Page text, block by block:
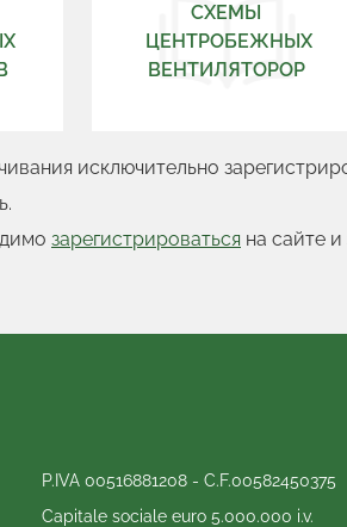
СХЕМЫ
ЦЕНТРОБЕЖНЫХ
ВЕНТИЛЯТОРОР
исключительно
зарегистрироваться на сайте и
P.IVA 00516881208 - C.F.00582450375
Capitale sociale euro 5.000.000 i.v.